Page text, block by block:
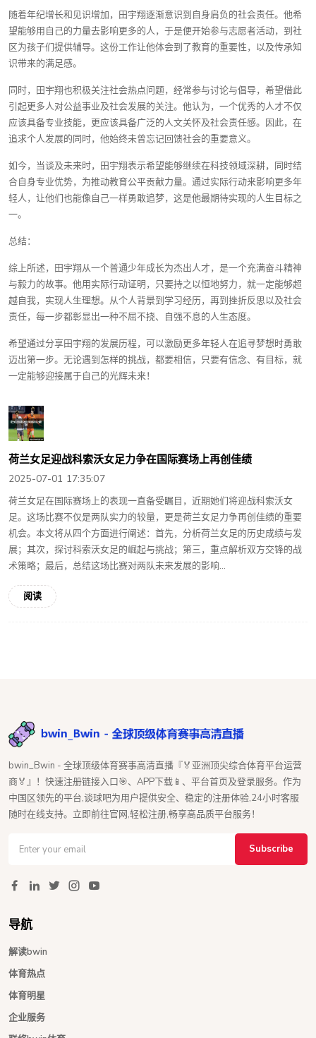
随着年纪增长和见识增加，田宇翔逐渐意识到自身肩负的社会责任。他希
望能够用自己的力量去影响更多的人，于是便开始参与志愿者活动，到社
区为孩子们提供辅导。这份工作让他体会到了教育的重要性，以及传承知
识带来的满足感。
同时，田宇翔也积极关注社会热点问题，经常参与讨论与倡导，希望借此
引起更多人对公益事业及社会发展的关注。他认为，一个优秀的人才不仅
应该具备专业技能，更应该具备广泛的人文关怀及社会责任感。因此，在
追求个人发展的同时，他始终未曾忘记回馈社会的重要意义。
如今，当谈及未来时，田宇翔表示希望能够继续在科技领域深耕，同时结
合自身专业优势，为推动教育公平贡献力量。通过实际行动来影响更多年
轻人，让他们也能像自己一样勇敢追梦，这是他最期待实现的人生目标之
一。
总结：
综上所述，田宇翔从一个普通少年成长为杰出人才，是一个充满奋斗精神
与毅力的故事。他用实际行动证明，只要持之以恒地努力，就一定能够超
越自我，实现人生理想。从个人背景到学习经历，再到挫折反思以及社会
责任，每一步都彰显出一种不屈不挠、自强不息的人生态度。
希望通过分享田宇翔的发展历程，可以激励更多年轻人在追寻梦想时勇敢
迈出第一步。无论遇到怎样的挑战，都要相信，只要有信念、有目标，就
一定能够迎接属于自己的光辉未来！
荷兰女足迎战科索沃女足力争在国际赛场上再创佳绩
2025-07-01 17:35:07
荷兰女足在国际赛场上的表现一直备受瞩目，近期她们将迎战科索沃女
足。这场比赛不仅是两队实力的较量，更是荷兰女足力争再创佳绩的重要
机会。本文将从四个方面进行阐述：首先，分析荷兰女足的历史成绩与发
展；其次，探讨科索沃女足的崛起与挑战；第三，重点解析双方交锋的战
术策略；最后，总结这场比赛对两队未来发展的影响...
阅读
bwin_Bwin - 全球顶级体育赛事高清直播『🏅亚洲顶尖综合体育平台运营
商🏅』！快速注册链接入口🎯、APP下载📱、平台首页及登录服务。作为
中国区领先的平台,谈球吧为用户提供安全、稳定的注册体验,24小时客服
随时在线支持。立即前往官网,轻松注册,畅享高品质平台服务！
Subscribe
导航
解读bwin
体育热点
体育明星
企业服务